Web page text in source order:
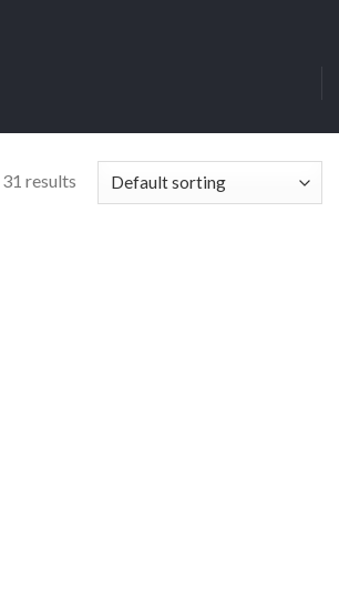
results